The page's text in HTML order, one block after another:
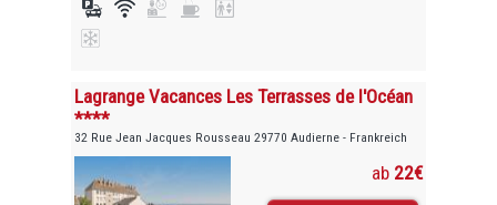
Lagrange Vacances Les Terrasses de l'Océan
****
32 Rue Jean Jacques Rousseau 29770 Audierne - Frankreich
ab 22€